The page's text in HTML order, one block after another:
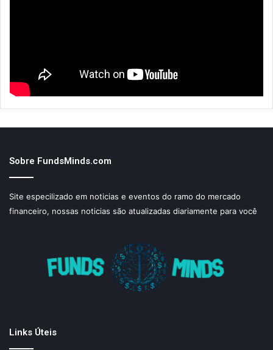
Sobre FundsMinds.com
Site especilizado em noticias e eventos do ramo do mercado
financeiro, nossas noticias são atualizadas diariamente para você
Links Úteis